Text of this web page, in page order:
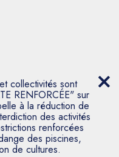
collectivités sont
RENFORCÉE" sur
à la réduction de
des activités
renforcées
des piscines,
de cultures.